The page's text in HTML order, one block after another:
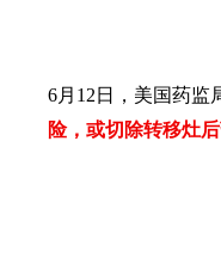
6月 12 日，美国药监
险，或切除转移灶